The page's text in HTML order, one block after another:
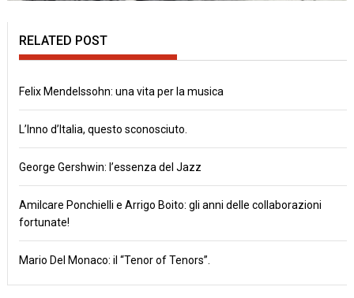
RELATED POST
Felix Mendelssohn: una vita per la musica
L’Inno d’Italia, questo sconosciuto.
George Gershwin: l’essenza del Jazz
Amilcare Ponchielli e Arrigo Boito: gli anni delle collaborazioni
fortunate!
Mario Del Monaco: il “Tenor of Tenors”.